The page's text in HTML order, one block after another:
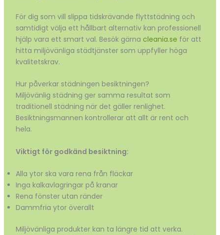
För dig som vill slippa tidskrävande flyttstädning och
samtidigt välja ett hållbart alternativ kan professionell
hjälp vara ett smart val. Besök gärna cleania.se för att
hitta miljövänliga städtjänster som uppfyller höga
kvalitetskrav.
Hur påverkar städningen besiktningen?
Miljövänlig städning ger samma resultat som
traditionell städning när det gäller renlighet.
Besiktningsmannen kontrollerar att allt är rent och
hela.
Viktigt för godkänd besiktning:
Alla ytor ska vara rena från fläckar
Inga kalkavlagringar på kranar
Rena fönster utan ränder
Dammfria ytor överallt
Miljövänliga produkter kan ta längre tid att verka.